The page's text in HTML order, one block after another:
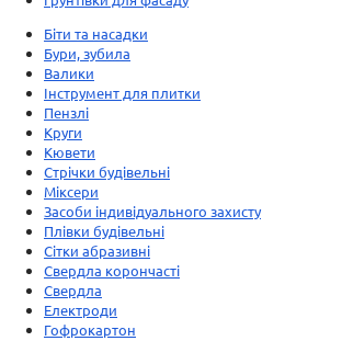
Біти та насадки
Бури, зубила
Валики
Інструмент для плитки
Пензлі
Круги
Кювети
Стрічки будівельні
Міксери
Засоби індивідуального захисту
Плівки будівельні
Сітки абразивні
Свердла корончасті
Свердла
Електроди
Гофрокартон